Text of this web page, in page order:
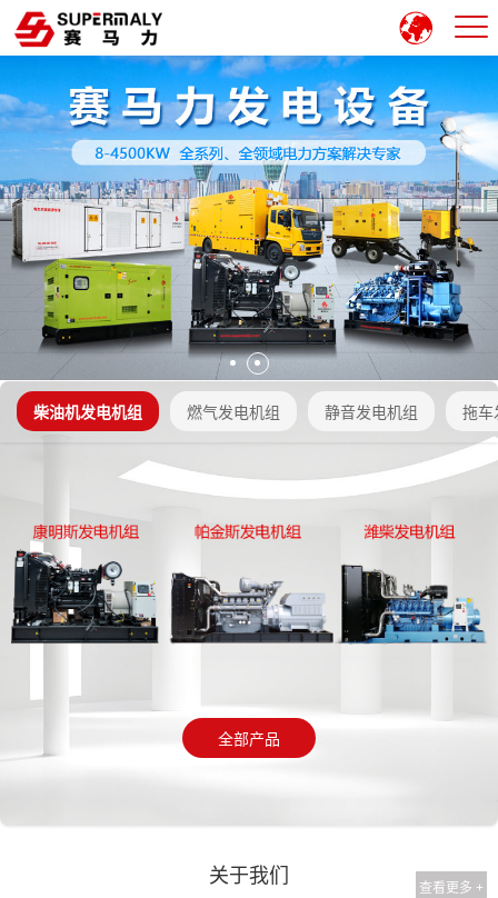
柴油机发电机组 燃气发电机组 静音发电机组 拖车
全部产品
关于我们
查看更多 +